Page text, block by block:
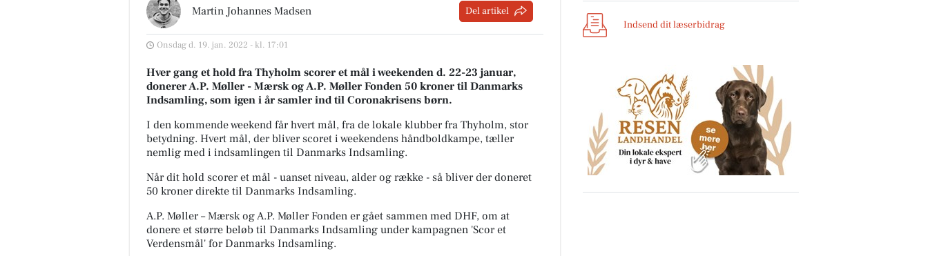
Martin Johannes Madsen Del artikel
Onsdag d. 19. jan. 2022 - kl. 17:01
Hver gang et hold fra Thyholm scorer et mål i weekenden d. 22-23 januar,
donerer A.P. Møller - Mærsk og A.P. Møller Fonden 50 kroner til Danmarks
Indsamling, som igen i år samler ind til Coronakrisens børn.
I den kommende weekend får hvert mål, fra de lokale klubber fra Thyholm, stor
betydning. Hvert mål, der bliver scoret i weekendens håndboldkampe, tæller
nemlig med i indsamlingen til Danmarks Indsamling.
Når dit hold scorer et mål - uanset niveau, alder og række - så bliver der doneret
50 kroner direkte til Danmarks Indsamling.
A.P. Møller – Mærsk og A.P. Møller Fonden er gået sammen med DHF, om at
donere et større beløb til Danmarks Indsamling under kampagnen 'Scor et
Verdensmål' for Danmarks Indsamling.
Indsend dit læserbidrag